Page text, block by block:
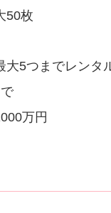
50枚
大5つまでレンタ
万円